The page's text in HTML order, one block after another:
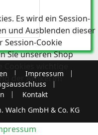
Impressum
Kontakt
GmbH & Co. KG
Es wird ein Session-
und Ausblenden dieser
Cookie
Sie unseren Shop
der Artikel im